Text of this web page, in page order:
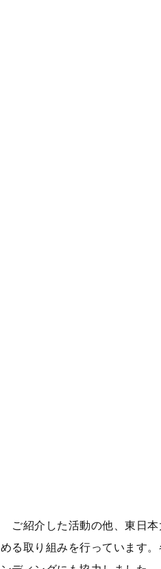
ご紹介した活動の他、東日本
める取り組みを行っています